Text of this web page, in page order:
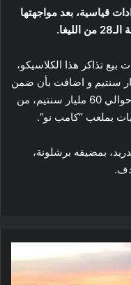
قياسية، بعد مواجهتها
بيع تذاكر هذا الكلاسيكو،
مليون أورو، ما يقارب 160 مليار سنتيم و اضافت بأن ضمن
هذا المبلغ، تم تحصيل 3 ملايين أورو، أي حوالي 60 مليار سنتيم، من
بملعب “كامب نو”.
بمضيفه برشلونة،